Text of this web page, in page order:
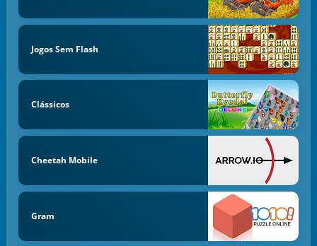
Jogos Sem Flash
Clássicos
Cheetah Mobile
Gram